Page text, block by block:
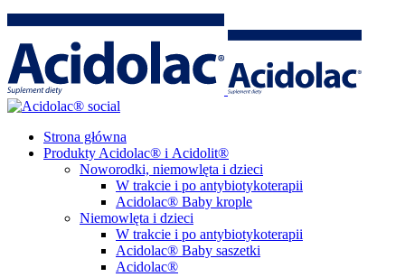
Strona główna
Produkty Acidolac® i Acidolit®
Noworodki, niemowlęta i dzieci
W trakcie i po antybiotykoterapii
Acidolac® Baby krople
Niemowlęta i dzieci
W trakcie i po antybiotykoterapii
Acidolac® Baby saszetki
Acidolac®